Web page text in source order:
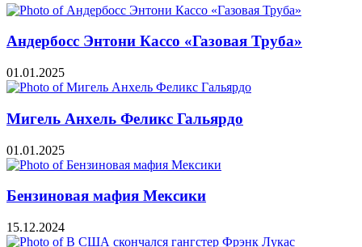
Андербосс Энтони Кассо «Газовая Труба»
01.01.2025
Мигель Анхель Феликс Гальярдо
01.01.2025
Бензиновая мафия Мексики
15.12.2024